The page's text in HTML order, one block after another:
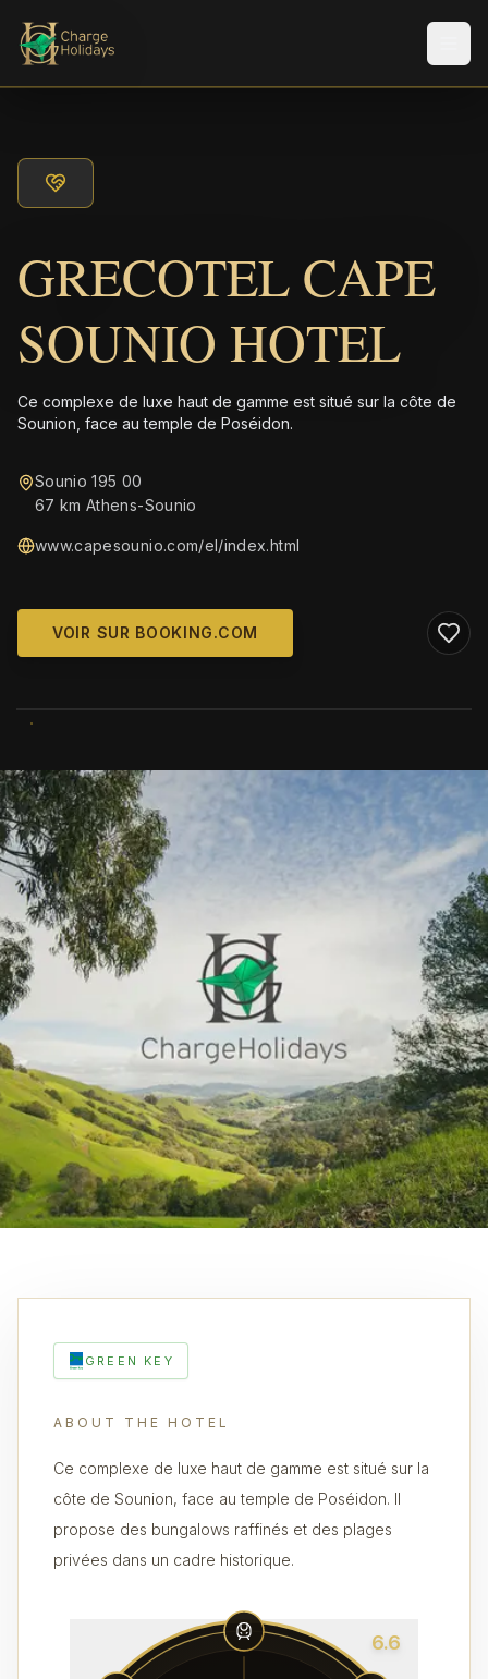
GRECOTEL CAPE
SOUNIO HOTEL
Ce complexe de luxe haut de gamme est situé sur la côte de
Sounion, face au temple de Poséidon.
Sounio 195 00
67 km Athens-Sounio
www.capesounio.com/el/index.html
VOIR SUR BOOKING.COM
GREEN KEY
ABOUT THE HOTEL
Ce complexe de luxe haut de gamme est situé sur la
côte de Sounion, face au temple de Poséidon. Il
propose des bungalows raffinés et des plages
privées dans un cadre historique.
6.6